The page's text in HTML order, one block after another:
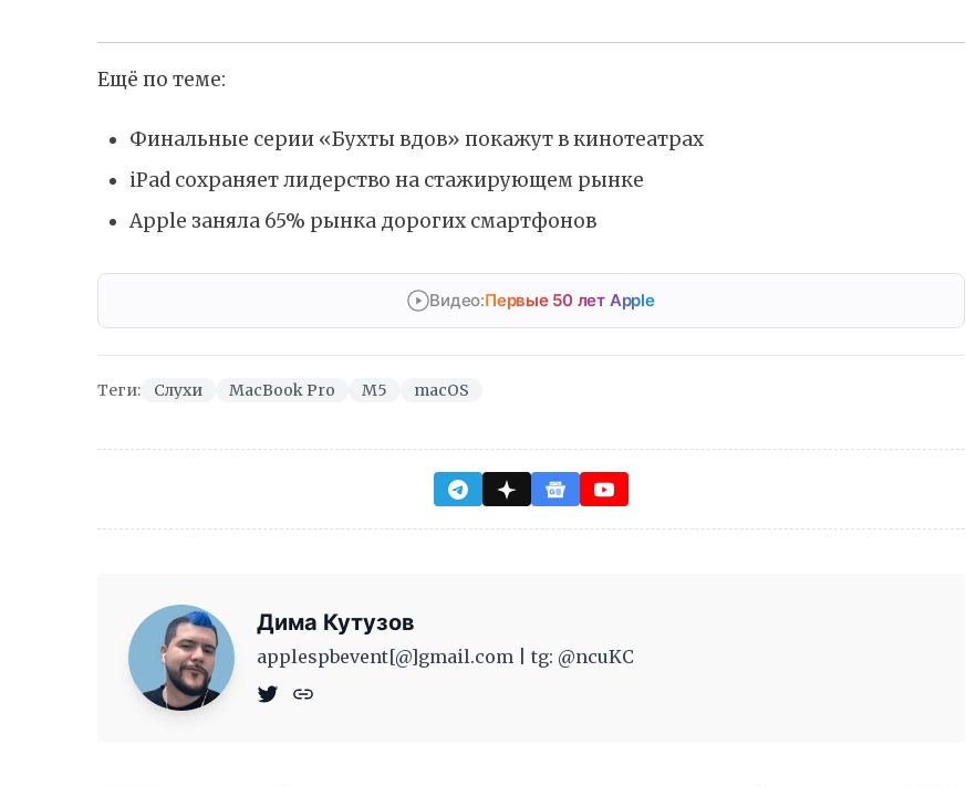
Ещё по теме:
Финальные серии «Бухты вдов» покажут в кинотеатрах
iPad сохраняет лидерство на стажирующем рынке
Apple заняла 65% рынка дорогих смартфонов
Видео:Первые 50 лет Apple
Теги: Слухи MacBook Pro M5 macOS
Дима Кутузов
applespbevent[@]gmail.com | tg: @ncuKC